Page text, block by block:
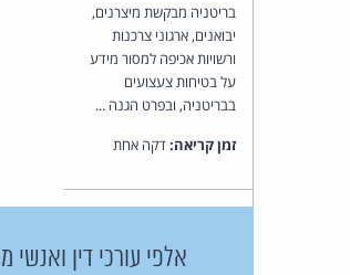
בריטניה מבקשת מיצרנים,
יבואנים, ארגוני צרכנות
ורשויות אכיפה למסור מידע
על בטיחות צעצועים
בבריטניה, ובפרט הגנה ...
זמן קריאה:דקה אחת
אלפי עורכי דין